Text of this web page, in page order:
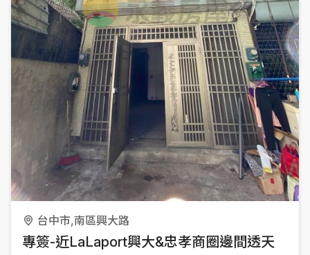
台中市,南區興大路
專簽-近LaLaport興大&忠孝商圈邊間透天